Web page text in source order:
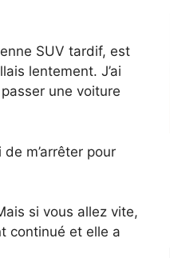
SUV tardif, est
lentement. J’ai
une voiture
m’arrêter pour
si vous allez vite,
continué et elle a